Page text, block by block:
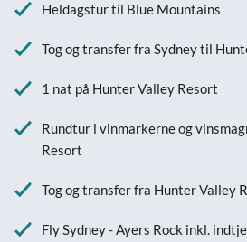
Heldagstur til Blue Mountains
Tog og transfer fra Sydney til
1 nat på Hunter Valley Resort
Rundtur i vinmarkerne og
Resort
Tog og transfer fra Hunter Valley
Fly Sydney - Ayers Rock inkl.